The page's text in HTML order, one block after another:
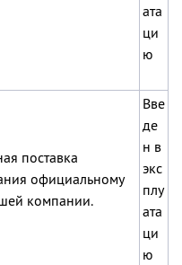
ата
ци
ю
поставка
официальному
компании.
Вве
де
н в
экс
плу
ата
ци
ю